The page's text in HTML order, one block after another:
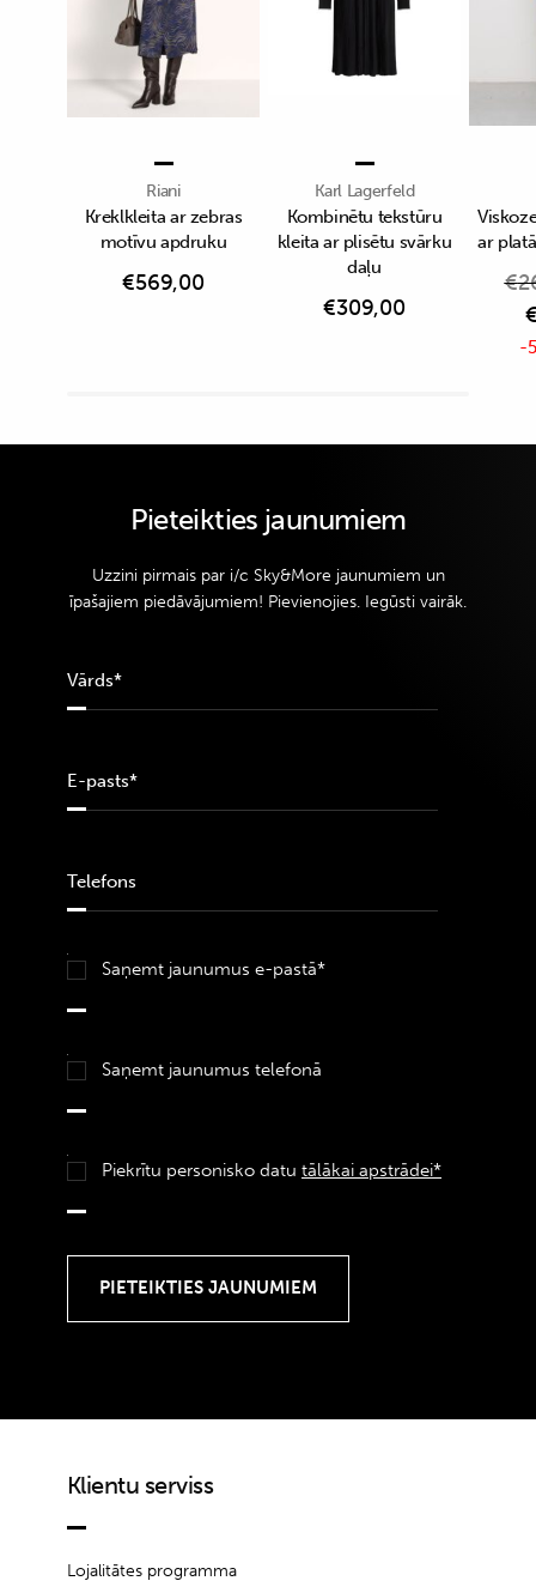
Riani
Kreklkleita ar zebras
motīvu apdruku
€569,00
Karl Lagerfeld
Kombinētu tekstūru
kleita ar plisētu svārku
daļu
€309,00
ar
€
-
Pieteikties jaunumiem
Uzzini pirmais par i/c Sky&More jaunumiem un
īpašajiem piedāvājumiem! Pievienojies. Iegūsti vairāk.
Saņemt jaunumus e-pastā*
Saņemt jaunumus telefonā
Piekrītu personisko datu tālākai apstrādei*
Klientu serviss
Lojalitātes programma